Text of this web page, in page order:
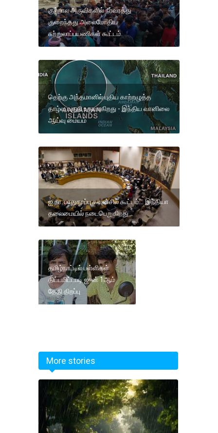
குற்றால அருவிகளில் நீர்வரத்து
குறைந்தது.அலைமோதிய
சுற்றுலாப்பயணிகள் கூட்டம்.
தெற்கு அந்தமானில் புதிய காற்றழுத்த
தாழ்வு பகுதி உருவாகிறது - இந்திய வானிலை
ஆய்வு மையம்
ஐ.நா. பாதுகாப்பு கவுன்சில் கூட்டம்... இந்தியா
தலைமையில் நடைபெறுகிறது...
தமிழ்நாட்டில் பள்ளிகள்
திட்டமிட்டபடி ஜுன் 1ஆம்
தேதி திறப்பு
More stories